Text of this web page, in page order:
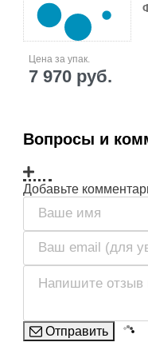
Цена за упак.
7 970 руб.
Вопросы и
Добавьте
Отправить